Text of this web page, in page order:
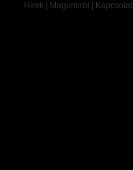
Hírek Magunkról Kapcsolat